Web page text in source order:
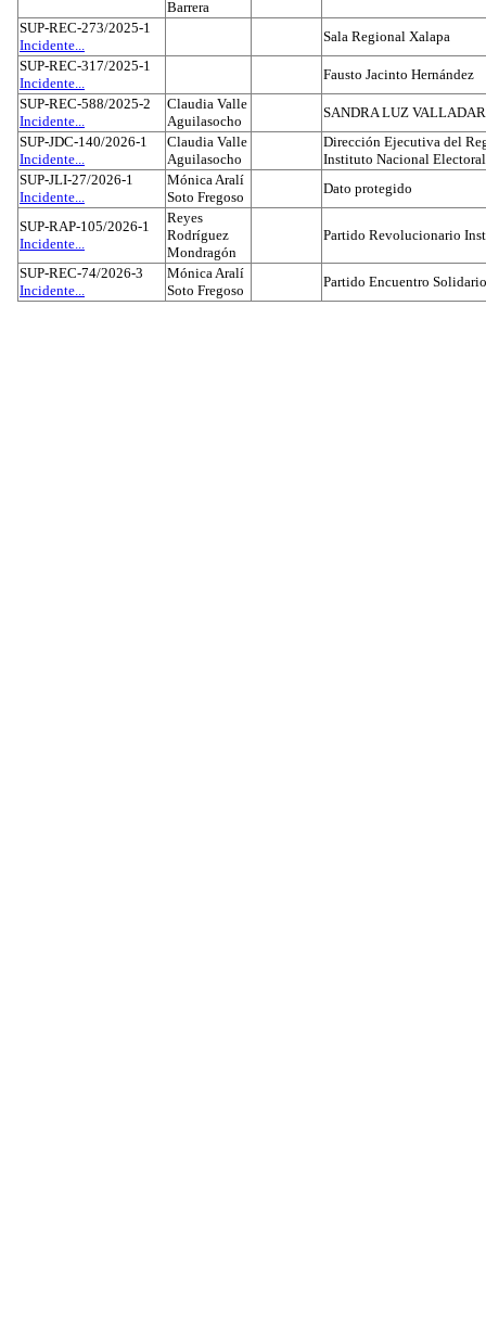
Barrera
SUP-REC-273/2025-1
Incidente...
Sala Regional Xalapa
SUP-REC-317/2025-1
Incidente...
Fausto Jacinto Hernández
SUP-REC-588/2025-2
Incidente...
Claudia Valle
Aguilasocho
SANDRA LUZ
SUP-JDC-140/2026-1
Incidente...
Claudia Valle
Aguilasocho
Dirección Ejecutiva del
Instituto Nacional Electoral
SUP-JLI-27/2026-1
Incidente...
Mónica Aralí
Soto Fregoso
Dato protegido
SUP-RAP-105/2026-1
Incidente...
Reyes
Rodríguez
Mondragón
Partido Revolucionario
SUP-REC-74/2026-3
Incidente...
Mónica Aralí
Soto Fregoso
Partido Encuentro